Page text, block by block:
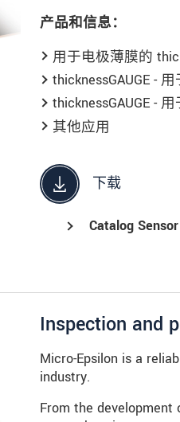
产品和信息：
用于电极薄膜的
thicknessGAUGE -
thicknessGAUGE -
其他应用
下载
Catalog
Inspection and
Micro-Epsilon is a
industry.
From the